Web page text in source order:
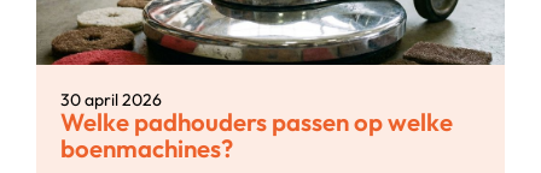
30 april 2026
Welke padhouders passen op welke
boenmachines?